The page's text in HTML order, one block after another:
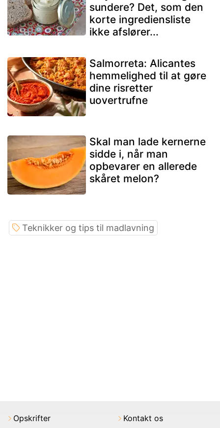
sundere? Det, som den
korte ingrediensliste
ikke afslører...
Salmorreta: Alicantes
hemmelighed til at gøre
dine risretter
uovertrufne
Skal man lade kernerne
sidde i, når man
opbevarer en allerede
skåret melon?
Teknikker og tips til madlavning
Opskrifter Kontakt os